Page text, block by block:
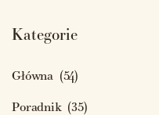
Kategorie
Główna (54)
Poradnik (35)